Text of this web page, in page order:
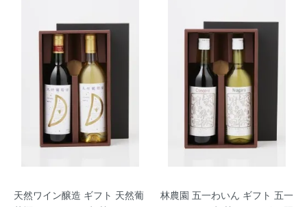
天然ワイン醸造 ギフト 天然葡
林農園 五一わいん ギフト 五一